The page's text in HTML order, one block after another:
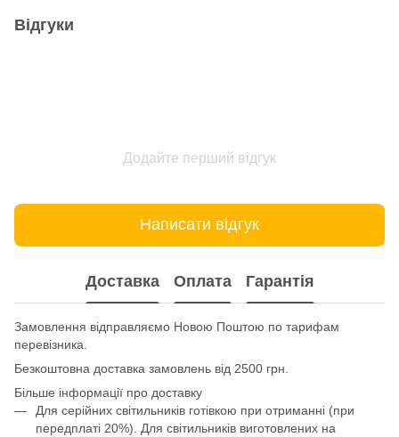
Відгуки
Додайте перший відгук
Написати відгук
Доставка Оплата Гарантія
Замовлення відправляємо Новою Поштою по тарифам
перевізника.
Безкоштовна доставка замовлень від 2500 грн.
Більше інформації про доставку
Для серійних світильників готівкою при отриманні (при
передплаті 20%). Для світильників виготовлених на